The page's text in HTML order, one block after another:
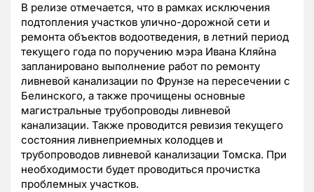
В релизе отмечается, что в рамках исключения
подтопления участков улично-дорожной сети и
ремонта объектов водоотведения, в летний период
текущего года по поручению мэра Ивана Кляйна
запланировано выполнение работ по ремонту
ливневой канализации по Фрунзе на пересечении с
Белинского, а также прочищены основные
магистральные трубопроводы ливневой
канализации. Также проводится ревизия текущего
состояния ливнеприемных колодцев и
трубопроводов ливневой канализации Томска. При
необходимости будет проводиться прочистка
проблемных участков.